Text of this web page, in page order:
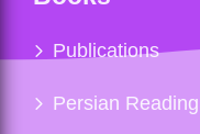
Publications
Persian Reading